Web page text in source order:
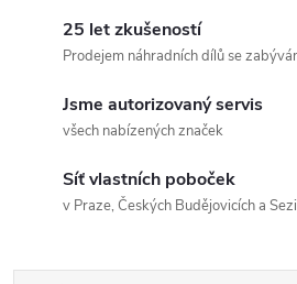
25 let zkušeností
Prodejem náhradních dílů se
Jsme autorizovaný servis
všech nabízených značek
Síť vlastních poboček
v Praze, Českých Budějovicích a